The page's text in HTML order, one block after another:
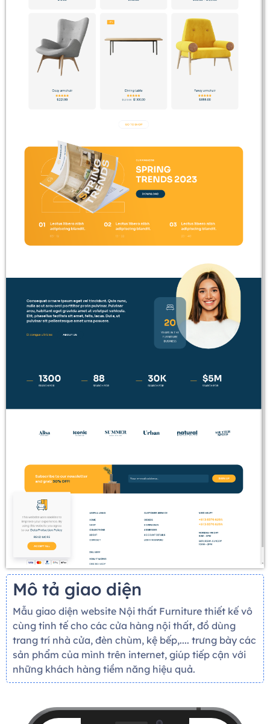
Mô tả giao diện
Mẫu giao diện website Nội thất Furniture thiết kế vô
cùng tinh tế cho các cửa hàng nội thất, đồ dùng
trang trí nhà cửa, đèn chùm, kệ bếp,.... trưng bày các
sản phẩm của mình trên internet, giúp tiếp cận với
những khách hàng tiềm năng hiệu quả.